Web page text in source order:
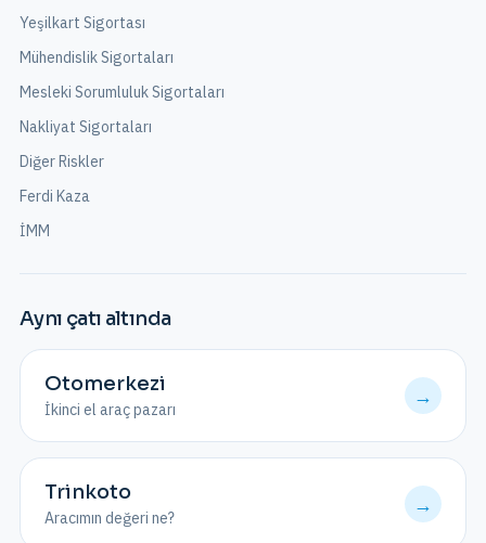
Yeşilkart Sigortası
Mühendislik Sigortaları
Mesleki Sorumluluk Sigortaları
Nakliyat Sigortaları
Diğer Riskler
Ferdi Kaza
İMM
Aynı çatı altında
Otomerkezi
İkinci el araç pazarı
→
Trinkoto
Aracımın değeri ne?
→